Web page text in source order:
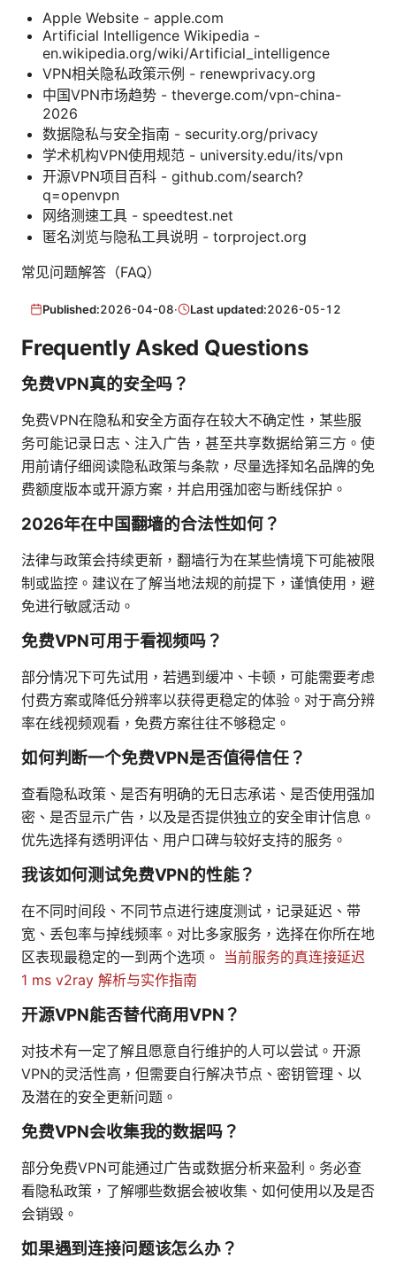
Apple Website - apple.com
Artificial Intelligence Wikipedia -
en.wikipedia.org/wiki/Artificial_intelligence
VPN相关隐私政策示例 - renewprivacy.org
中国VPN市场趋势 - theverge.com/vpn-china-
2026
数据隐私与安全指南 - security.org/privacy
学术机构VPN使用规范 - university.edu/its/vpn
开源VPN项目百科 - github.com/search?
q=openvpn
网络测速工具 - speedtest.net
匿名浏览与隐私工具说明 - torproject.org
常见问题解答（FAQ）
Published:2026-04-08· Last updated:2026-05-12
Frequently Asked Questions
免费VPN真的安全吗？
免费VPN在隐私和安全方面存在较大不确定性，某些服
务可能记录日志、注入广告，甚至共享数据给第三方。使
用前请仔细阅读隐私政策与条款，尽量选择知名品牌的免
费额度版本或开源方案，并启用强加密与断线保护。
2026年在中国翻墙的合法性如何？
法律与政策会持续更新，翻墙行为在某些情境下可能被限
制或监控。建议在了解当地法规的前提下，谨慎使用，避
免进行敏感活动。
免费VPN可用于看视频吗？
部分情况下可先试用，若遇到缓冲、卡顿，可能需要考虑
付费方案或降低分辨率以获得更稳定的体验。对于高分辨
率在线视频观看，免费方案往往不够稳定。
如何判断一个免费VPN是否值得信任？
查看隐私政策、是否有明确的无日志承诺、是否使用强加
密、是否显示广告，以及是否提供独立的安全审计信息。
优先选择有透明评估、用户口碑与较好支持的服务。
我该如何测试免费VPN的性能？
在不同时间段、不同节点进行速度测试，记录延迟、带
宽、丢包率与掉线频率。对比多家服务，选择在你所在地
区表现最稳定的一到两个选项。 当前服务的真连接延迟
1 ms v2ray 解析与实作指南
开源VPN能否替代商用VPN？
对技术有一定了解且愿意自行维护的人可以尝试。开源
VPN的灵活性高，但需要自行解决节点、密钥管理、以
及潜在的安全更新问题。
免费VPN会收集我的数据吗？
部分免费VPN可能通过广告或数据分析来盈利。务必查
看隐私政策，了解哪些数据会被收集、如何使用以及是否
会销毁。
如果遇到连接问题该怎么办？